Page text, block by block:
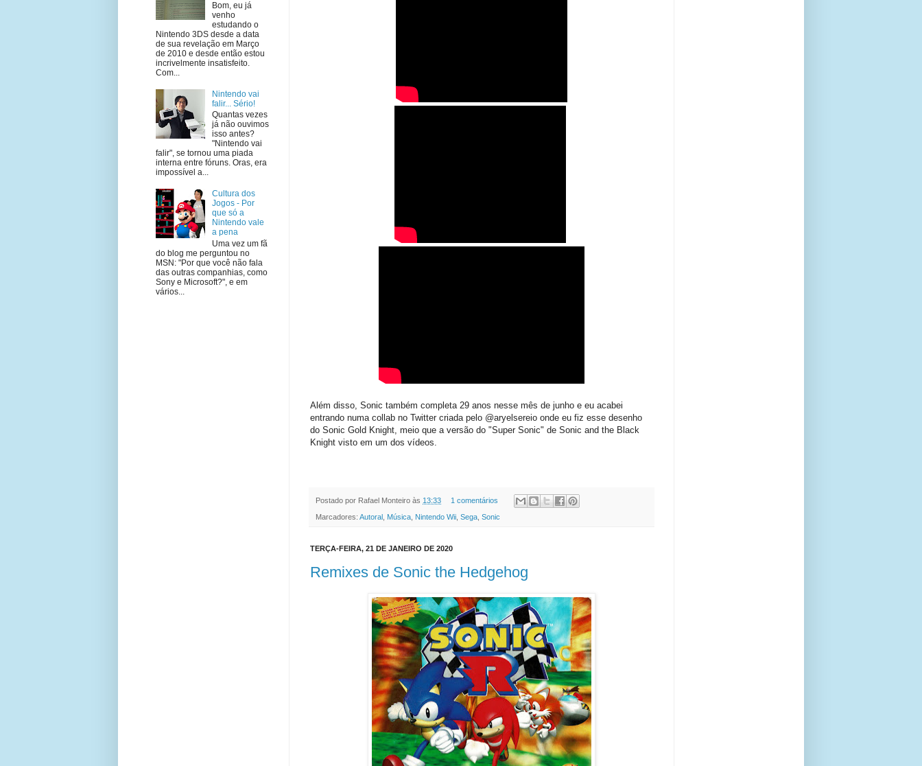
Além disso, Sonic também completa 29 anos nesse mês de junho e eu acabei
entrando numa collab no Twitter criada pelo @aryelsereio onde eu fiz esse desenho
do Sonic Gold Knight, meio que a versão do "Super Sonic" de Sonic and the Black
Knight visto em um dos vídeos.
Postado por Rafael Monteiro às 13:33 1 comentários
Marcadores: Autoral Música Nintendo Wii Sega Sonic
TERÇA-FEIRA, 21 DE JANEIRO DE 2020
Remixes de Sonic the Hedgehog
Bom, eu já
venho
estudando o
Nintendo 3DS desde a data
de sua revelação em Março
de 2010 e desde então estou
incrivelmente insatisfeito.
Com...
Nintendo vai
falir... Sério!
Quantas vezes
já não ouvimos
isso antes?
"Nintendo vai
falir", se tornou uma piada
interna entre fóruns. Oras, era
impossível a...
Cultura dos
Jogos - Por
que só a
Nintendo vale
a pena
Uma vez um fã
do blog me perguntou no
MSN: "Por que você não fala
das outras companhias, como
Sony e Microsoft?", e em
vários...